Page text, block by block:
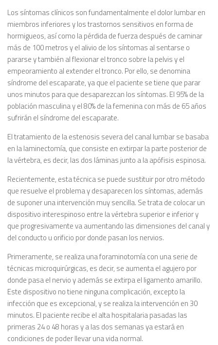
Los síntomas clínicos son fundamentalmente el dolor lumbar en
miembros inferiores y los trastornos sensitivos en forma de
hormigueos, así como la pérdida de fuerza después de caminar
más de 100 metros y el alivio de los síntomas al sentarse o
pararse y también al flexionar el tronco sobre la pelvis y el
empeoramiento al extender el tronco. Por ello, se denomina
síndrome del escaparate, ya que el paciente se tiene que parar
unos minutos para que desaparezcan los síntomas. El 95% de la
población masculina y el 80% de la femenina con más de 65 años
sufrirán el síndrome del escaparate.
El tratamiento de la estenosis severa del canal lumbar se basaba
en la laminectomía, que consiste en extirpar la parte posterior de
Ia vértebra, es decir, las dos láminas junto a la apófisis espinosa.
Recientemente, esta técnica se puede sustituir por otro método
que resuelve el problema y desaparecen los síntomas, además
de suponer una intervención muy sencilla. Se trata de colocar un
dispositivo interespinoso entre la vértebra superior e inferior y
que progresivamente va aumentando las dimensiones del canal y
del conducto u orificio por donde pasan los nervios.
Primeramente, se realiza una foraminotomía con una serie de
técnicas microquirúrgicas, es decir, se aumenta el agujero por
donde pasa el nervio y además se extirpa el ligamento amarillo.
Este dispositivo no tiene ninguna complicación, excepto la
infección que es excepcional, y se realiza la intervención en 30
minutos. El paciente recibe el alta hospitalaria pasadas las
primeras 24 o 48 horas y a las dos semanas ya estará en
condiciones de poder llevar una vida normal.